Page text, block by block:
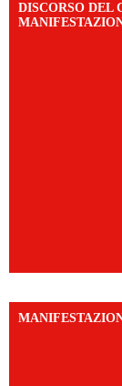
DISCORSO DEL